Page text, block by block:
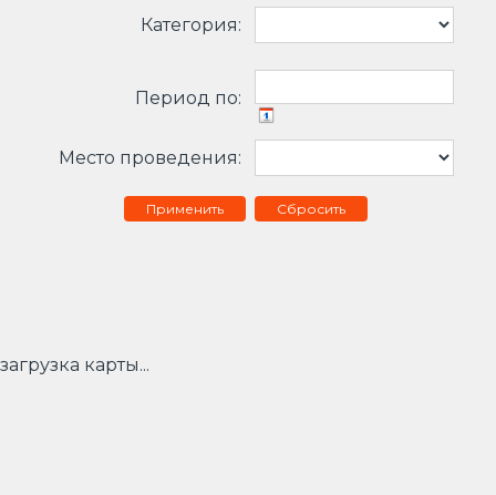
Категория:
Период по:
Место проведения:
Сбросить
загрузка карты...